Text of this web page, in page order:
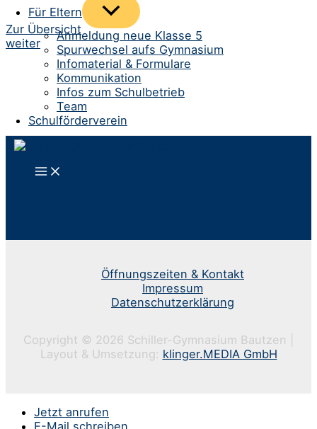
Für Eltern
Menü
umschalten
Anmeldung neue Klasse 5
Spurwechsel aufs Gymnasium
Infomaterial & Formulare
Kommunikation
Infos zum Schulbetrieb
Team
Schulförderverein
Beitrags-
Navigation
Zur Übersicht
weiter
Öffnungszeiten & Kontakt
Impressum
Datenschutzerklärung
Copyright © 2026 Schiller-Gymnasium Bautzen |
Layout & Umsetzung: klinger.MEDIA GmbH
Jetzt anrufen